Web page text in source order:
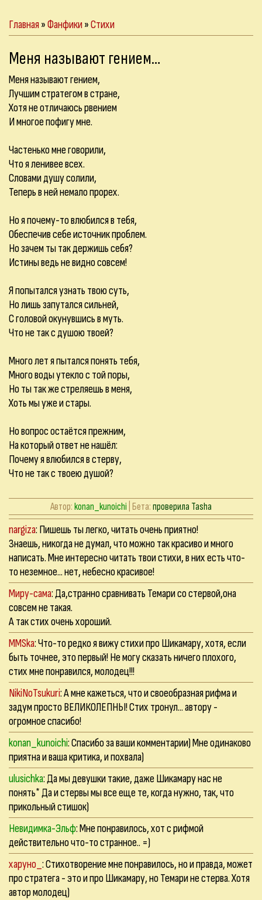
Главная»Фанфики»Стихи
Меня называют гением…
Меня называют гением,
Лучшим стратегом в стране,
Хотя не отличаюсь рвением
И многое пофигу мне.
Частенько мне говорили,
Что я ленивее всех.
Словами душу солили,
Теперь в ней немало прорех.
Но я почему-то влюбился в тебя,
Обеспечив себе источник проблем.
Но зачем ты так держишь себя?
Истины ведь не видно совсем!
Я попытался узнать твою суть,
Но лишь запутался сильней,
С головой окунувшись в муть.
Что не так с душою твоей?
Много лет я пытался понять тебя,
Много воды утекло с той поры,
Но ты так же стреляешь в меня,
Хоть мы уже и стары.
Но вопрос остаётся прежним,
На который ответ не нашёл:
Почему я влюбился в стерву,
Что не так с твоею душой?
Автор:konan_kunoichi | Бета:проверила Tasha
nargiza: Пишешь ты легко, читать очень приятно!
Знаешь, никогда не думал, что можно так красиво и много
написать. Мне интересно читать твои стихи, в них есть что-
то неземное... нет, небесно красивое!
Миру-сама: Да,странно сравнивать Темари со стервой,она
совсем не такая.
А так стих очень хороший.
MMSka: Что-то редко я вижу стихи про Шикамару, хотя, если
быть точнее, это первый! Не могу сказать ничего плохого,
стих мне понравился, молодец!!!
NikiNoTsukuri: А мне кажеться, что и своеобразная рифма и
задум просто ВЕЛИКОЛЕПНЫ! Стих тронул... автору -
огромное спасибо!
konan_kunoichi: Спасибо за ваши комментарии) Мне одинаково
приятна и ваша критика, и похвала)
ulusichka: Да мы девушки такие, даже Шикамару нас не
понять* Да и стервы мы все еще те, когда нужно, так, что
прикольный стишок)
Невидимка-Эльф: Мне понравилось, хот с рифмой
действительно что-то странное.. =)
харуно_ : Стихотворение мне понравилось, но и правда, может
про стратега - это и про Шикамару, но Темари не стерва. Хотя
автор молодец)